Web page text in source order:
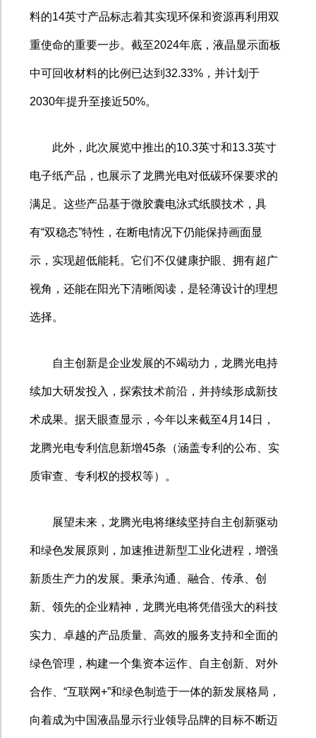
料的14英寸产品标志着其实现环保和资源再利用双
重使命的重要一步。截至2024年底，液晶显示面板
中可回收材料的比例已达到 32.33% ，并计划于
2030年提升至接近50%。
此外，此次展览中推出的10.3英寸和13.3英寸
电子纸产品，也展示了龙腾光电对低碳环保要求的
满足。这些产品基于微胶囊电泳式纸膜技术，具
有“双稳态”特性，在断电情况下仍能保持画面显
示，实现超低能耗。它们不仅健康护眼、拥有超广
视角，还能在阳光下清晰阅读，是轻薄设计的理想
选择。
自主创新是企业发展的不竭动力，龙腾光电持
续加大研发投入，探索技术前沿，并持续形成新技
术成果。据天眼查显示，今年以来截至4月 14日，
龙腾光电专利信息新增45条（涵盖专利的公布、实
质审查、专利权的授权等）。
展望未来，龙腾光电将继续坚持自主创新驱动
和绿色发展原则，加速推进新型工业化进程，增强
新质生产力的发展。秉承沟通、融合、传承、创
新、领先的企业精神，龙腾光电将凭借强大的科技
实力、卓越的产品质量、高效的服务支持和全面的
绿色管理，构建一个集资本运作、自主创新、对外
合作、 “互联网+”和绿色制造于一体的新发展格局，
向着成为中国液晶显示行业领导品牌的目标不断迈